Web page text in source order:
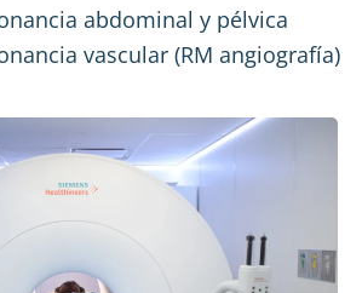
abdominal y pélvica
vascular (RM angiografía)